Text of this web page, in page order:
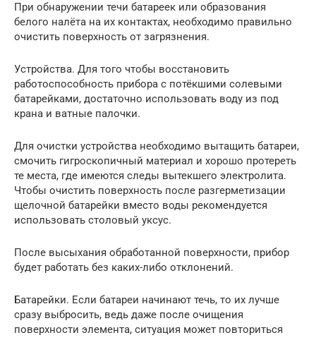
При обнаружении течи батареек или образования
белого налёта на их контактах, необходимо правильно
очистить поверхность от загрязнения.
Устройства. Для того чтобы восстановить
работоспособность прибора с потёкшими солевыми
батарейками, достаточно использовать воду из под
крана и ватные палочки.
Для очистки устройства необходимо вытащить батареи,
смочить гигроскопичный материал и хорошо протереть
те места, где имеются следы вытекшего электролита.
Чтобы очистить поверхность после разгерметизации
щелочной батарейки вместо воды рекомендуется
использовать столовый уксус.
После высыхания обработанной поверхности, прибор
будет работать без каких-либо отклонений.
Батарейки. Если батареи начинают течь, то их лучше
сразу выбросить, ведь даже после очищения
поверхности элемента, ситуация может повториться